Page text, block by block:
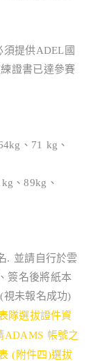
提供ADEL國
證書已達參賽
、71 kg、
、89kg、
. 並請自行於雲
簽名後將紙本
視未報名成功)
隊選拔證件資
ADAMS 帳號之
(附件四)選拔